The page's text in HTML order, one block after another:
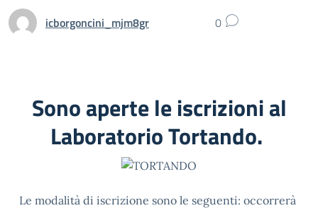
icborgoncini_mjm8gr 0
Sono aperte le iscrizioni al
Laboratorio Tortando.
Le modalità di iscrizione sono le seguenti: occorrerà